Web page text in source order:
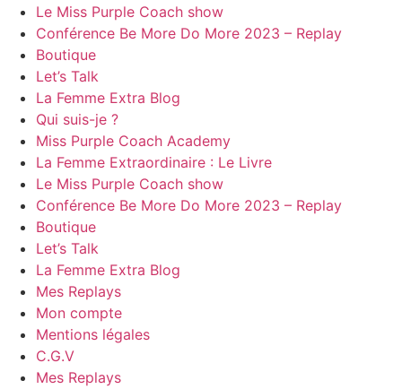
Le Miss Purple Coach show
Conférence Be More Do More 2023 – Replay
Boutique
Let’s Talk
La Femme Extra Blog
Qui suis-je ?
Miss Purple Coach Academy
La Femme Extraordinaire : Le Livre
Le Miss Purple Coach show
Conférence Be More Do More 2023 – Replay
Boutique
Let’s Talk
La Femme Extra Blog
Mes Replays
Mon compte
Mentions légales
C.G.V
Mes Replays